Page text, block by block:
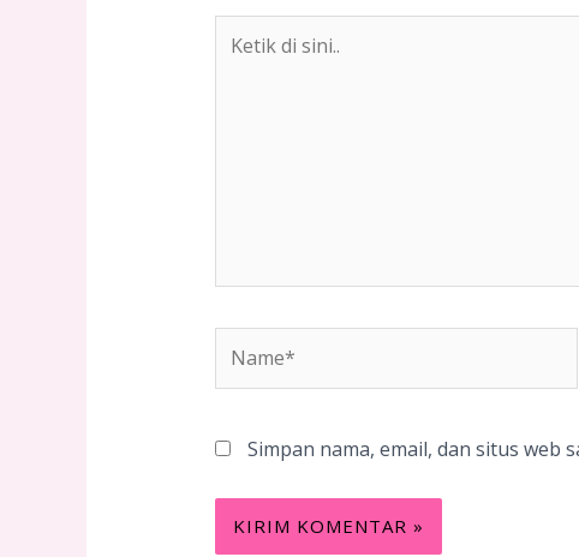
Simpan nama, email, dan situs web